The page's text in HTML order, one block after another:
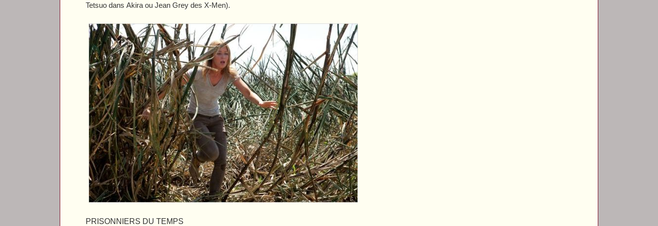
Tetsuo dansAkira ou Jean Grey des X-Men).
PRISONNIERS DU TEMPS